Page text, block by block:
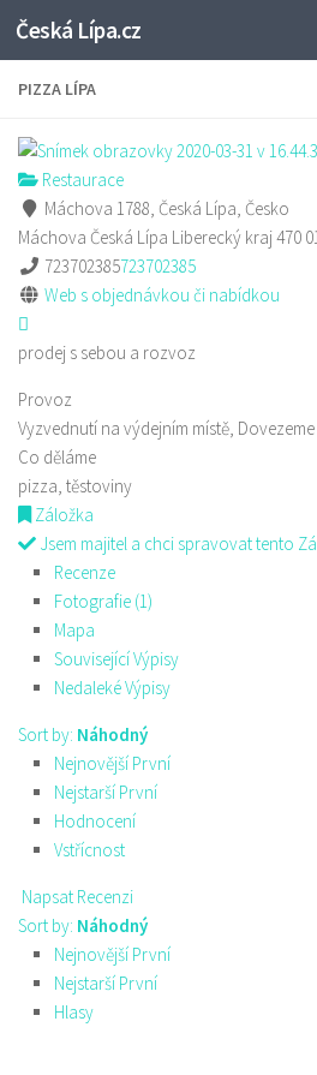
Skip to content
Česká Lípa.cz
PIZZA LÍPA
Restaurace
Máchova 1788, Česká Lípa, Česko
Máchova Česká Lípa Liberecký kraj470
723702385723702385
Web s objednávkou či nabídkou
prodej s sebou a rozvoz
Provoz
Vyzvednutí na výdejním místě,
Co děláme
pizza, těstoviny
Záložka
Jsem majitel a chci spravovat tento
Recenze
Fotografie (1)
Mapa
Související Výpisy
Nedaleké Výpisy
Sort by: Náhodný
Nejnovější První
Nejstarší První
Hodnocení
Vstřícnost
Napsat Recenzi
Sort by: Náhodný
Nejnovější První
Nejstarší První
Hlasy